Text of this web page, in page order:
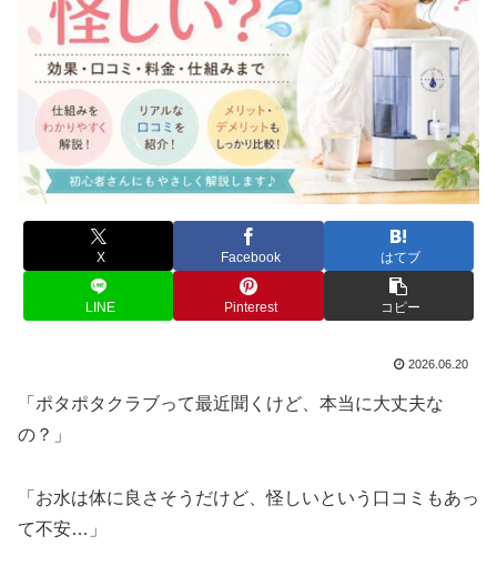
X Facebook はてブ
LINE Pinterest コピー
2026.06.20
「ポタポタクラブって最近聞くけど、本当に大丈夫な
の？」
「お水は体に良さそうだけど、怪しいという口コミもあっ
て不安…」